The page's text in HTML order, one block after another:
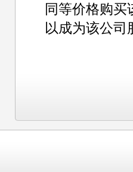
同等价格购买
以成为该公司